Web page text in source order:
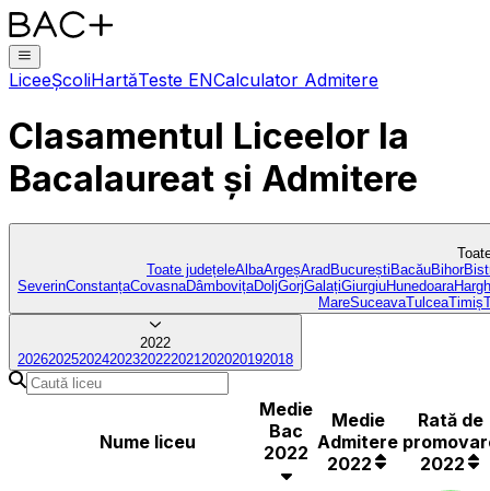
LiceeȘcoliHartăTeste ENCalculator Admitere
Clasamentul Liceelor la
Bacalaureat și Admitere
Toate județeleAlbaArgeșAradBucureștiBacăuBihor
SeverinConstanțaCovasnaDâmbovițaDoljGorjGalațiGiurgiuHunedoara
MareSuceavaTulceaTimiș
2022
202620252024202320222021 202020192018
Nume liceu
Medie
Bac
2022
Medie
Admitere
2022
Rată de
2022